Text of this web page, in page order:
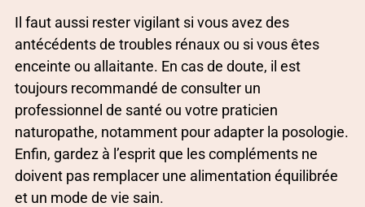
Il faut aussi rester vigilant si vous avez des
antécédents de troubles rénaux ou si vous êtes
enceinte ou allaitante. En cas de doute, il est
toujours recommandé de consulter un
professionnel de santé ou votre praticien
naturopathe, notamment pour adapter la posologie.
Enfin, gardez à l’esprit que les compléments ne
doivent pas remplacer une alimentation équilibrée
et un mode de vie sain.